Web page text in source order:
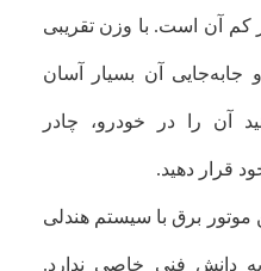
کم آن است. با وزن تقریبی
جابه‌جایی آن بسیار آسان
آن را در خودرو، چادر
قرار دهید.
موتور برق با سیستم هندلی
دانش فنی خاصی ندارد.